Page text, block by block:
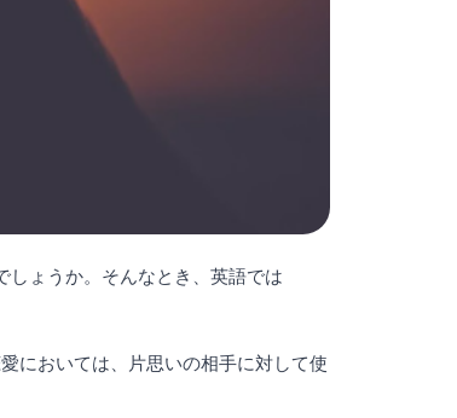
しょうか。そんなとき、英語では
においては、片思いの相手に対して使